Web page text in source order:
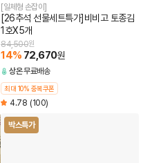
[일체형 손잡이]
[26추석 선물세트특가]비비고 토종김
1호X5개
84,500원
14% 72,670원
상온무료배송
최대 10% 중복쿠폰
4.78 (100)
박스특가